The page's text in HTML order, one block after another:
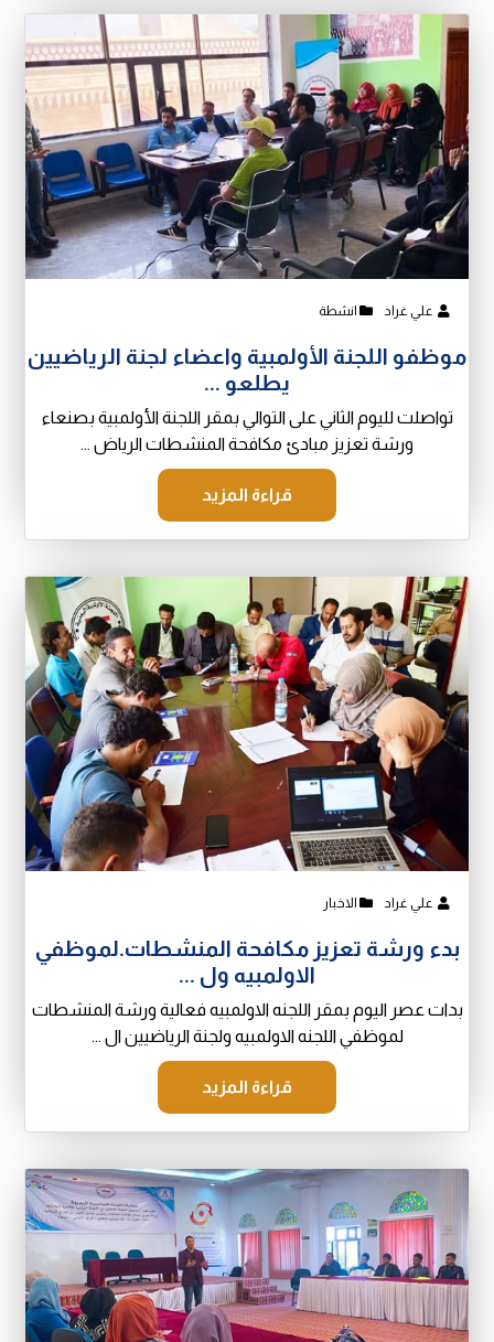
علي غراد انشطة
موظفو اللجنة الأولمبية واعضاء لجنة الرياضيين
يطلعو ...
تواصلت لليوم الثاني على التوالي بمقر اللجنة الأولمبية بصنعاء
ورشة تعزيز مبادئ مكافحة المنشطات الرياض ...
قراءة المزيد
علي غراد الاخبار
بدء ورشة تعزيز مكافحة المنشطات.لموظفي
الاولمبيه ول ...
بدات عصر اليوم بمقر اللجنه الاولمبيه فعالية ورشة المنشطات
لموظفي اللجنه الاولمبيه ولجنة الرياضيين ال ...
قراءة المزيد